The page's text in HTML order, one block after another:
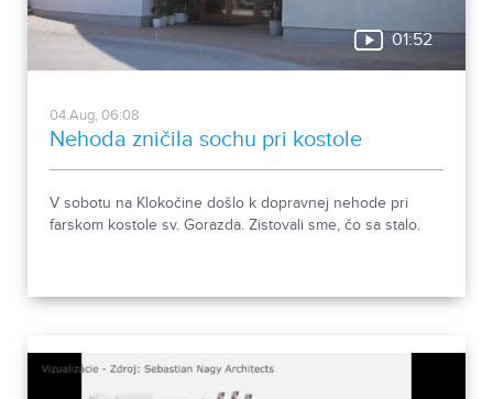
01:52
04.Aug, 06:08
Nehoda zničila sochu pri kostole
V sobotu na Klokočine došlo k dopravnej nehode pri
farskom kostole sv. Gorazda. Zistovali sme, čo sa stalo.